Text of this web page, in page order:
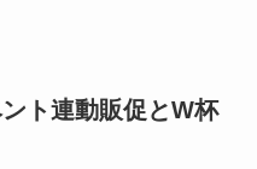
ト連動販促とW杯